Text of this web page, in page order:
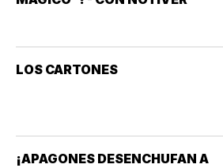
LOS CARTONES
¡APAGONES DESENCHUFAN A